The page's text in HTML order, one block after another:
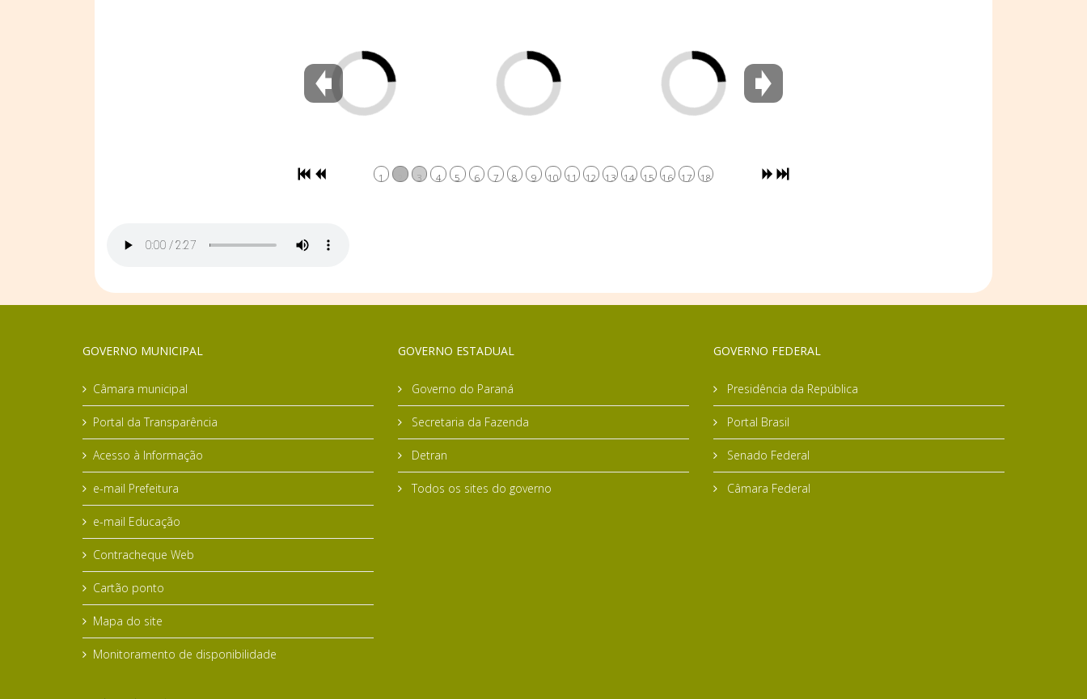
1 2 3 4 5 6 7 8 9 10 11 12 13 14 15 16 17 18
GOVERNO MUNICIPAL
Câmara municipal
Portal da Transparência
Acesso à Informação
e-mail Prefeitura
e-mail Educação
Contracheque Web
Cartão ponto
Mapa do site
Monitoramento de disponibilidade
GOVERNO ESTADUAL
Governo do Paraná
Secretaria da Fazenda
Detran
Todos os sites do governo
GOVERNO FEDERAL
Presidência da República
Portal Brasil
Senado Federal
Câmara Federal